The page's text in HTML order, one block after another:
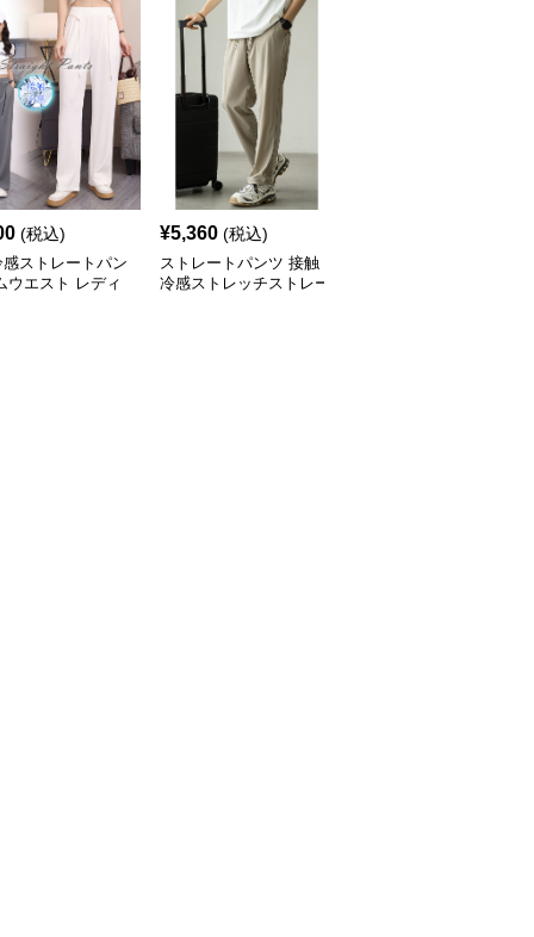
(税込)
ストレートパン
ウエスト レディ
¥5,360 (税込)
ストレートパンツ 接触
冷感ストレッチストレー